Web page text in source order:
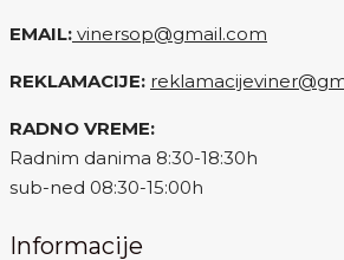
EMAIL: vinersop@gmail.com
REKLAMACIJE:
RADNO VREME:
Radnim danima 8:30-18:30h
sub-ned 08:30-15:00h
Informacije